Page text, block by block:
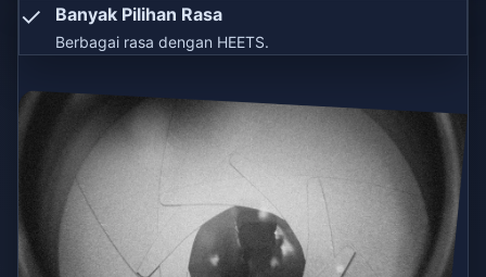
✓ Banyak Pilihan Rasa
Berbagai rasa dengan HEETS.